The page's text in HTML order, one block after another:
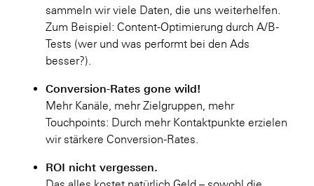
sammeln wir viele Daten, die uns weiterhelfen.
Zum Beispiel: Content-Optimierung durch A/B-
Tests (wer und was performt bei den Ads
besser?).
Conversion-Rates gone wild!
Mehr Kanäle, mehr Zielgruppen, mehr
Touchpoints: Durch mehr Kontaktpunkte erzielen
wir stärkere Conversion-Rates.
ROI nicht vergessen.